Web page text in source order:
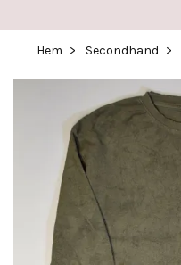
Hem Secondhand